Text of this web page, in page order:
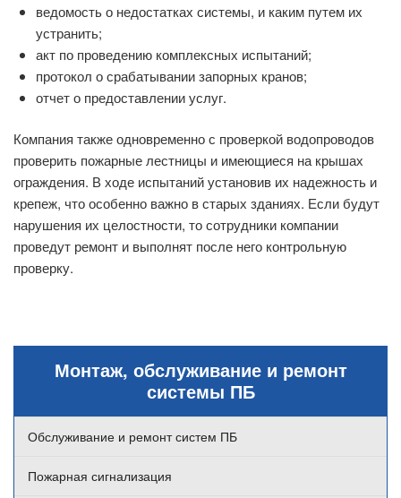
Монтаж, обслуживание и ремонт
системы ПБ
Обслуживание и ремонт систем ПБ
Пожарная сигнализация
ведомость о недостатках системы, и каким путем их
устранить;
акт по проведению комплексных испытаний;
протокол о срабатывании запорных кранов;
отчет о предоставлении услуг.
Компания также одновременно с проверкой водопроводов
проверить пожарные лестницы и имеющиеся на крышах
ограждения. В ходе испытаний установив их надежность и
крепеж, что особенно важно в старых зданиях. Если будут
нарушения их целостности, то сотрудники компании
проведут ремонт и выполнят после него контрольную
проверку.